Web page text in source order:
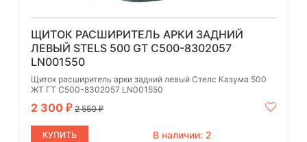
ЩИТОК РАСШИРИТЕЛЬ АРКИ ЗАДНИЙ
ЛЕВЫЙ STELS 500 GT C500-8302057
LN001550
Щиток расширитель арки задний левый Стелс Казума 500
ЖТ ГТ C500-8302057 LN001550
2 300 ₽ 2 550₽
КУПИТЬ В наличии: 2